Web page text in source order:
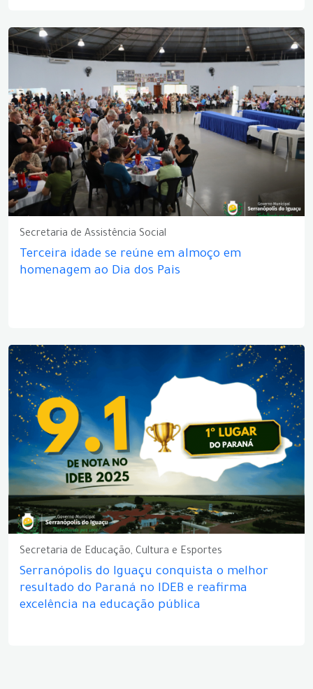
Secretaria de Assistência Social
Terceira idade se reúne em almoço em
homenagem ao Dia dos Pais
Secretaria de Educação, Cultura e Esportes
Serranópolis do Iguaçu conquista o melhor
resultado do Paraná no IDEB e reafirma
excelência na educação pública